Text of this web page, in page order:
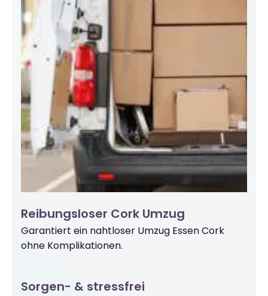
Reibungsloser Cork Umzug
Garantiert ein nahtloser Umzug Essen Cork
ohne Komplikationen.
Sorgen- & stressfrei